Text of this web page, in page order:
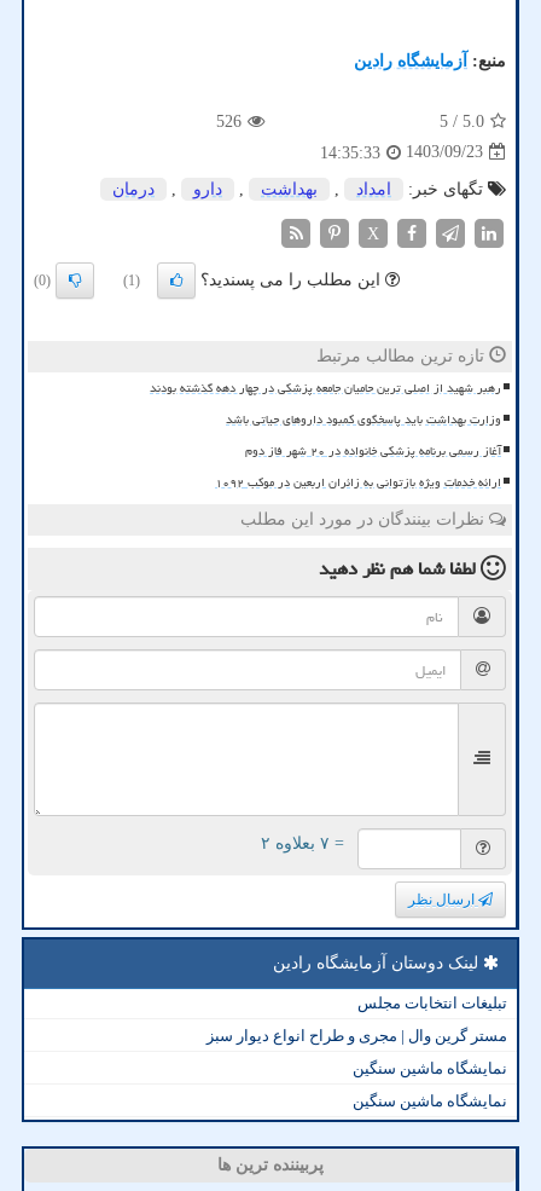
منبع: آزمایشگاه رادین
5.0
/ 5
526
1403/09/23
14:35:33
تگهای خبر:
امداد , بهداشت , دارو , درمان
X
این مطلب را می پسندید؟ (1)
(0)
تازه ترین مطالب مرتبط
رهبر شهید از اصلی ترین حامیان جامعه پزشکی در چهار دهه گذشته بودند
وزارت بهداشت باید پاسخگوی کمبود داروهای حیاتی باشد
آغاز رسمی برنامه پزشکی خانواده در ۲۰ شهر فاز دوم
ارائه خدمات ویژه بازتوانی به زائران اربعین در موکب ۱۰۹۲
نظرات بینندگان در مورد این مطلب
لطفا شما همنظر دهید
= ۷ بعلاوه ۲
ارسال نظر
لینک دوستان آزمایشگاه رادین
تبلیغات انتخابات مجلس
مستر گرین وال | مجری و طراح انواع دیوار سبز
نمایشگاه ماشین سنگین
نمایشگاه ماشین سنگین
پربیننده ترین ها